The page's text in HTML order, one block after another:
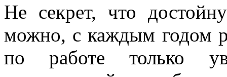
Не секрет, что
можно, с каждым годом
по работе только